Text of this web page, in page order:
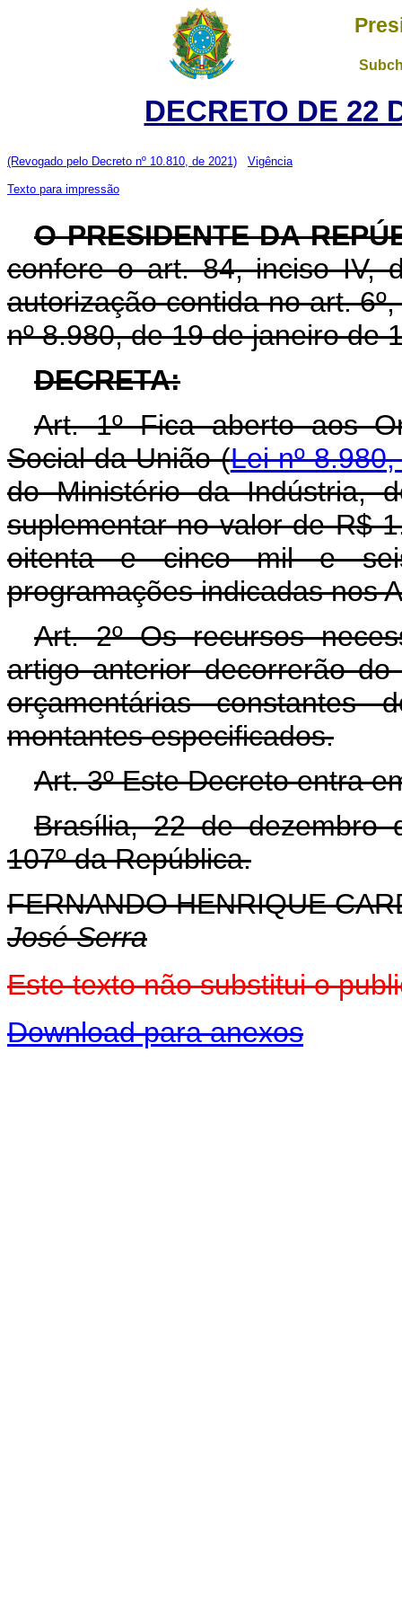
DECRETO DE 22
(Revogado pelo Decreto nº 10.810, de 2021) Vigência
Texto para impressão
O PRESIDENTE DA
confere o art. 84, inciso IV,
autorização contida no art.
nº 8.980, de 19 de janeiro de
DECRETA:
Art. 1º Fica aberto aos
Social da União (Lei nº
do Ministério da Indústria,
suplementar no valor de R$
oitenta e cinco mil e
programações indicadas nos
Art. 2º Os recursos
artigo anterior decorrerão
orçamentárias
montantes especificados.
Art. 3º Este Decreto entra
Brasília, 22 de dezembro
107º da República.
FERNANDO HENRIQUE
José Serra
Este texto não substitui o
Download para anexos